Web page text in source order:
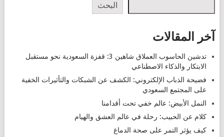
البحث
آخر المقالات
تدشين الحاسوب العملاق شاهين 3: قفزة السعودية نحو مستقبل
الابتكار والذكاء الاصطناعي
فضيحة الذباب الإلكتروني: الكشف عن الشبكات والتأثيرات الخفية
على المجتمع السعودي
النمل الأبيض: عالم خفي تحت أقدامنا
كلام عن الحبيب: رحلة في عالم العشق والهيام
كيف يؤثر التمر على صحة الدماغ